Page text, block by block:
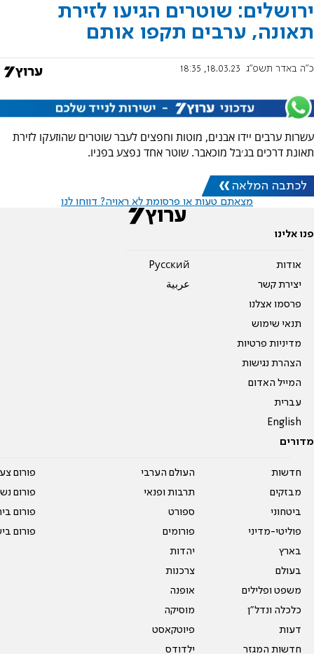
ירושלים: שוטרים הגיעו לזירת
תאונה, ערבים תקפו אותם
כ"ה באדר תשפ"ג 18.03.23, 18:35
עשרות ערבים יידו אבנים, מוטות וחפצים לעבר שוטרים שהוזעקו לזירת
תאונת דרכים בג׳בל מוכאבר. שוטר אחד נפצע בפניו.
לכתבה המלאה
מצאתם טעות או פרסומת לא ראויה? דווחו לנו
פנו אלינו
אודות
יצירת קשר
פרסמו אצלנו
תנאי שימוש
מדיניות פרטיות
הצהרת נגישות
המייל האדום
עברית
English
Pусский
عربية
מדורים
חדשות
מבזקים
ביטחוני
פוליטי-מדיני
בארץ
בעולם
משפט ופלילים
כלכלה ונדל"ן
דעות
חדשות המגזר
העולם הערבי
תרבות ופנאי
ספורט
פורומים
יהדות
צרכנות
אופנה
מוסיקה
פיוטקאסט
ילדודס
פורום
פורום
פורום
פורום